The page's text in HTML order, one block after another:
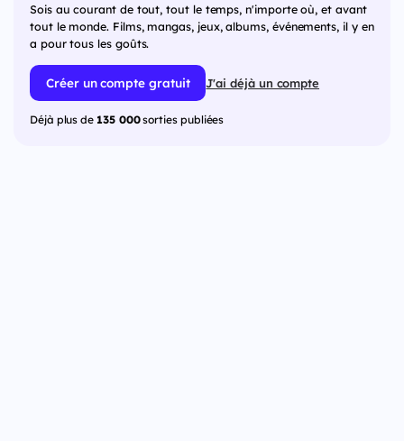
Sois au courant de tout, tout le temps, n'importe où, et avant
tout le monde. Films, mangas, jeux, albums, événements, il y en
a pour tous les goûts.
Créer un compte gratuit J'ai déjà un compte
Déjà plus de 135 000sorties publiées